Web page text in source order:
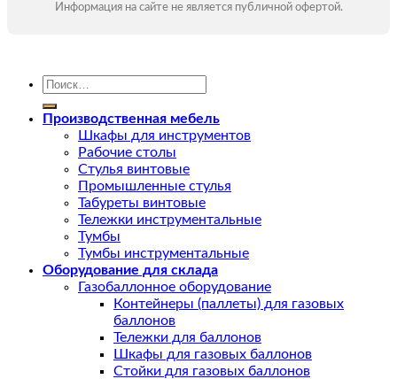
Информация на сайте не является публичной офертой.
Искать:
Производственная мебель
Шкафы для инструментов
Рабочие столы
Стулья винтовые
Промышленные стулья
Табуреты винтовые
Тележки инструментальные
Тумбы
Тумбы инструментальные
Оборудование для склада
Газобаллонное оборудование
Контейнеры (паллеты) для газовых
баллонов
Тележки для баллонов
Шкафы для газовых баллонов
Стойки для газовых баллонов